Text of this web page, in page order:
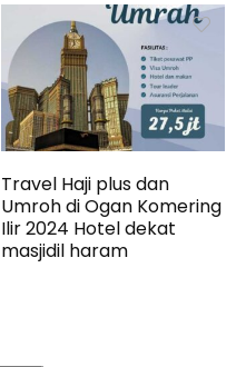
Travel Haji plus dan
Umroh di Ogan Komering
Ilir 2024 Hotel dekat
masjidil haram